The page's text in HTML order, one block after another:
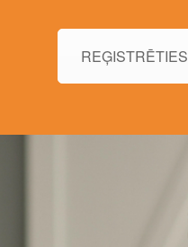
REĢISTRĒTIES